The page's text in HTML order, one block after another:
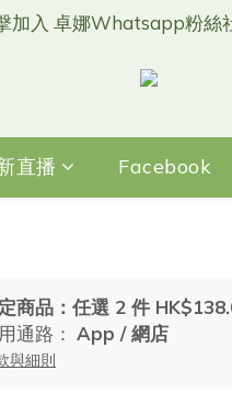
加入 卓娜Whatsapp粉絲
直播 Facebook
商品：任選 2 件
通路： App / 網店
與細則